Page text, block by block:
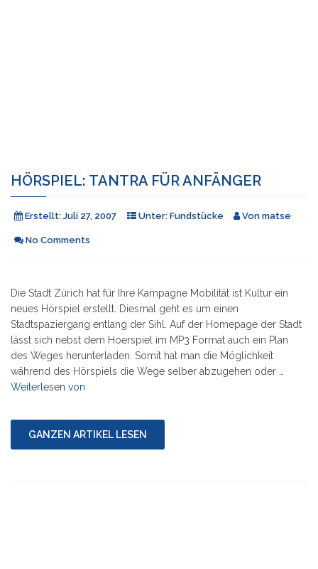
HÖRSPIEL: TANTRA FÜR ANFÄNGER
Erstellt: Juli 27, 2007 Unter: Fundstücke Von matse
No Comments
Die Stadt Zürich hat für Ihre Kampagne Mobilität ist Kultur ein
neues Hörspiel erstellt. Diesmal geht es um einen
Stadtspaziergang entlang der Sihl. Auf der Homepage der Stadt
lässt sich nebst dem Hoerspiel im MP3 Format auch ein Plan
des Weges herunterladen. Somit hat man die Möglichkeit
während des Hörspiels die Wege selber abzugehen oder …
Weiterlesen von
für
Anfänger"
GANZEN ARTIKEL LESEN